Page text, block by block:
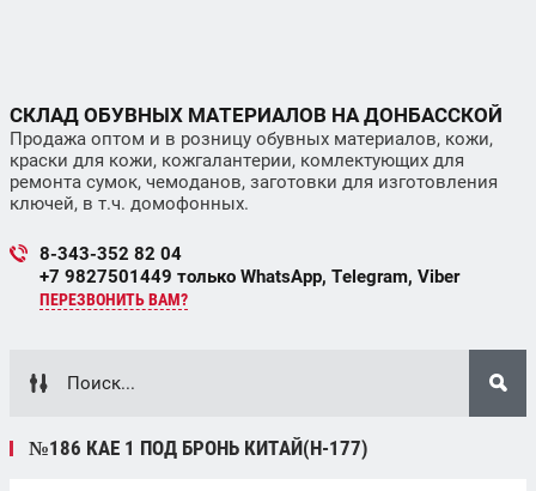
СКЛАД ОБУВНЫХ МАТЕРИАЛОВ НА ДОНБАССКОЙ
Продажа оптом и в розницу обувных материалов, кожи,
краски для кожи, кожгалантерии, комлектующих для
ремонта сумок, чемоданов, заготовки для изготовления
ключей, в т.ч. домофонных.
8-343-352 82 04
+7 9827501449 только WhatsApp, Telegram, Viber
ПЕРЕЗВОНИТЬ ВАМ?
№186 КАЕ 1 ПОД БРОНЬ КИТАЙ(Н-177)